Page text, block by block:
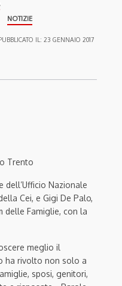
NOTIZIE
IL: 23 GENNAIO 2017
Trento
dell’Ufficio Nazionale
Cei, e Gigi De Palo,
delle Famiglie, con la
meglio il
ha rivolto non solo a
sposi, genitori,